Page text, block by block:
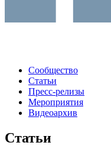
Сообщество
Статьи
Пресс-релизы
Мероприятия
Видеоархив
Статьи